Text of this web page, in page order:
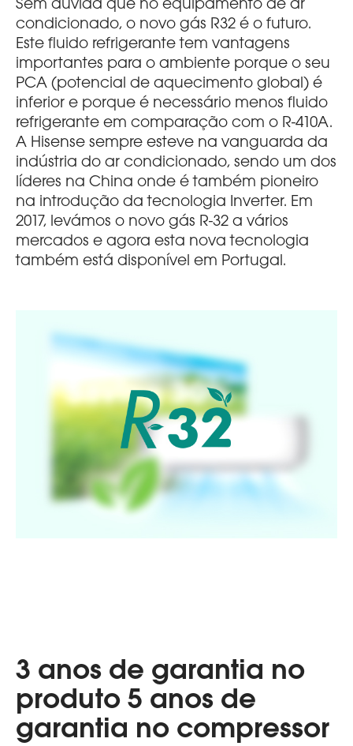
Sem dúvida que no equipamento de ar
condicionado, o novo gás R32 é o futuro.
Este fluido refrigerante tem vantagens
importantes para o ambiente porque o seu
PCA (potencial de aquecimento global) é
inferior e porque é necessário menos fluido
refrigerante em comparação com o R-410A.
A Hisense sempre esteve na vanguarda da
indústria do ar condicionado, sendo um dos
líderes na China onde é também pioneiro
na introdução da tecnologia Inverter. Em
2017, levámos o novo gás R-32 a vários
mercados e agora esta nova tecnologia
também está disponível em Portugal.
3 anos de garantia no
produto 5 anos de
garantia no compressor